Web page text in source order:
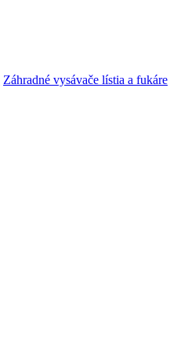
Záhradné vysávače lístia a fukáre